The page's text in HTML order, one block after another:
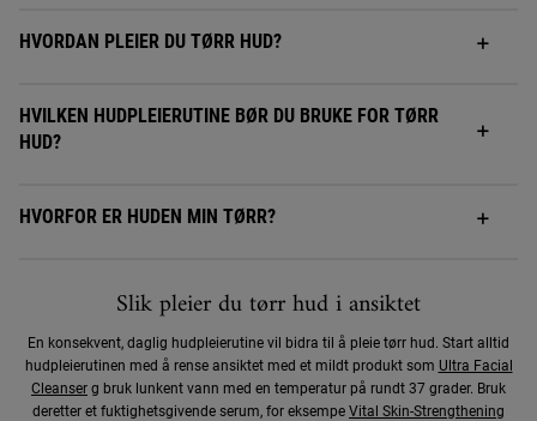
HVORDAN PLEIER DU TØRR HUD?
HVILKEN HUDPLEIERUTINE BØR DU BRUKE FOR TØRR
HUD?
HVORFOR ER HUDEN MIN TØRR?
Slik pleier du tørr hud i ansiktet
En konsekvent, daglig hudpleierutine vil bidra til å pleie tørr hud. Start alltid
hudpleierutinen med å rense ansiktet med et mildt produkt som ​ Ultra Facial
Cleanser g bruk lunkent vann med en temperatur på rundt 37 grader. Bruk
deretter et fuktighetsgivende serum, for eksempe ​ Vital Skin-Strengthening